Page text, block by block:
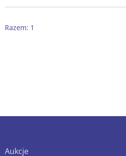
Razem: 1
Aukcje